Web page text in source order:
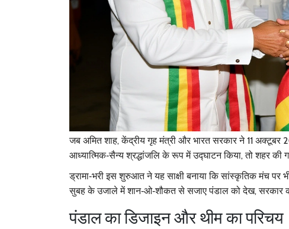
जब अमित शाह,केंद्रीय गृह मंत्री और भारत सरकारने 11 अक्टूबर
आध्यात्मिक‑सैन्य श्रद्धांजलि के रूप में उद्घाटन किया, तो शहर की
ड्रामा‑भरी इस शुरुआत ने यह साक्षी बनाया कि सांस्कृतिक मंच पर
सुबह के उजाले में शान‑ओ‑शौकत से सजाए पंडाल को देख, सरकार
पंडाल का डिजाइन और थीम का परिचय